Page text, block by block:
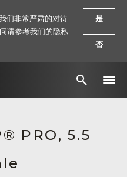
PRO, 5.5
们非常严肃的对待
请参考我们的隐私
是
否